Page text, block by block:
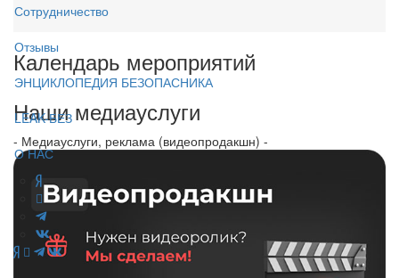
Сотрудничество
Отзывы
ЭНЦИКЛОПЕДИЯ БЕЗОПАСНИКА
LEAK-БЕЗ
О НАС
Календарь мероприятий
Наши медиауслуги
- Медиауслуги, реклама (видеопродакшн) -